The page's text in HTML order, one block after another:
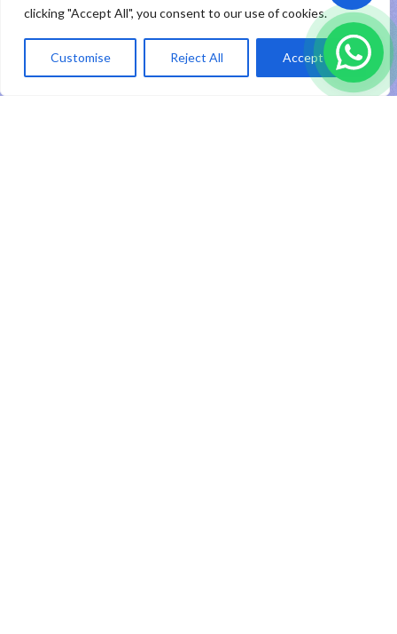
clicking "Accept All", you consent to our use of cookies.
Customise Reject All Accept All